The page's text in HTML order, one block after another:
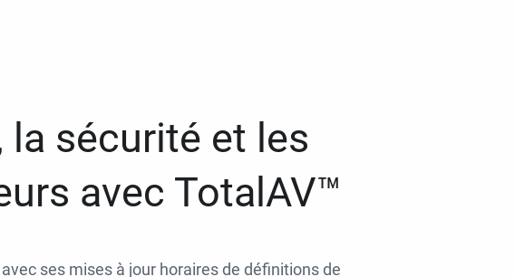
sécurité et les
avec TotalAV™
ses mises à jour horaires de définitions de